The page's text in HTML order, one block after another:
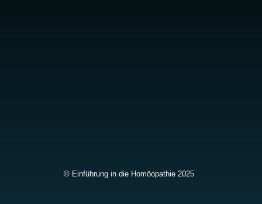
© Einführung in die Homöopathie 2025